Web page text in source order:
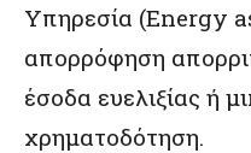
Υπηρεσία (Energy
απορρόφηση
έσοδα ευελιξίας ή
χρηματοδότηση.